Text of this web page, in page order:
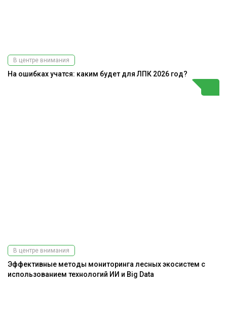
В центре внимания
На ошибках учатся: каким будет для ЛПК 2026 год?
В центре внимания
Эффективные методы мониторинга лесных экосистем с
использованием технологий ИИ и Big Data